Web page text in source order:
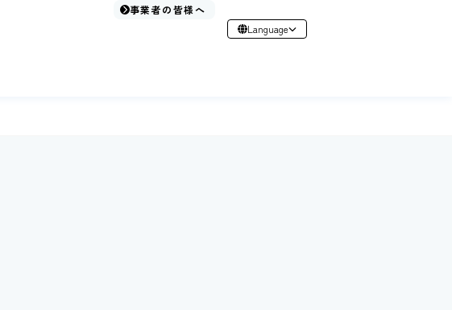
事業者の皆様へ
Language